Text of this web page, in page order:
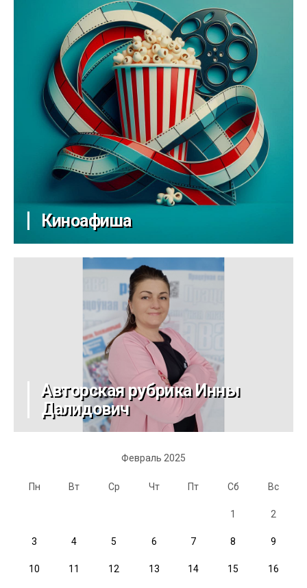
Киноафиша
Авторская рубрика Инны
Далидович
Февраль 2025
Пн Вт Ср Чт Пт Сб Вс
1 2
3 4 5 6 7 8 9
10 11 12 13 14 15 16